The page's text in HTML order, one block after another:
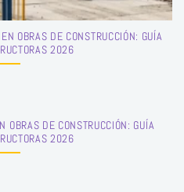
OBRAS DE CONSTRUCCIÓN: GUÍA
2026
OBRAS DE CONSTRUCCIÓN: GUÍA
2026